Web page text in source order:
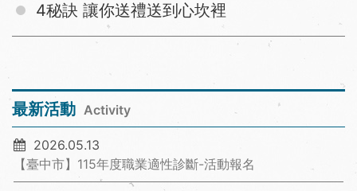
4秘訣 讓你送禮送到心坎裡
最新活動 Activity
2026.05.13
【臺中市】115年度職業適性診斷-活動報名